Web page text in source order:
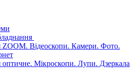
ZOOM. Відеоскопи. Камери. Фото.
оптичне. Мікроскопи. Лупи. Дзеркала